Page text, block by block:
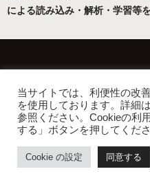
による読み込み・解析・学習等
プライバシー
Copyright © 2022-2026 フリー
当サイトでは、利便性の改
を使用しております。詳細は
参照ください。Cookieの利
する」ボタンを押してくださ
Cookie の設定 同意する